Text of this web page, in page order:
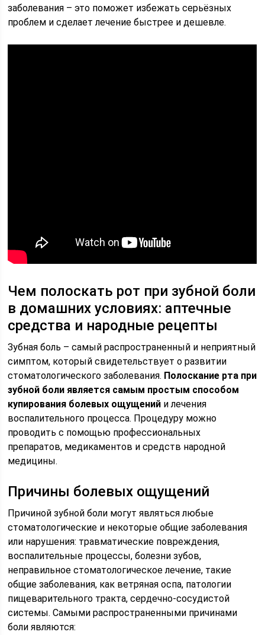
заболевания – это поможет избежать серьёзных
проблем и сделает лечение быстрее и дешевле.
Чем полоскать рот при зубной боли
в домашних условиях: аптечные
средства и народные рецепты
Зубная боль – самый распространенный и неприятный
симптом, который свидетельствует о развитии
стоматологического заболевания. Полоскание рта при
зубной боли является самым простым способом
купирования болевых ощущений и лечения
воспалительного процесса. Процедуру можно
проводить с помощью профессиональных
препаратов, медикаментов и средств народной
медицины.
Причины болевых ощущений
Причиной зубной боли могут являться любые
стоматологические и некоторые общие заболевания
или нарушения: травматические повреждения,
воспалительные процессы, болезни зубов,
неправильное стоматологическое лечение, такие
общие заболевания, как ветряная оспа, патологии
пищеварительного тракта, сердечно-сосудистой
системы. Самыми распространенными причинами
боли являются: